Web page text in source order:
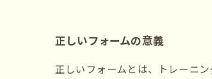
正しいフォームの意義
正しいフォームとは、トレーニ